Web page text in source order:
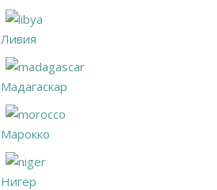
Ливия
Мадагаскар
Марокко
Нигер